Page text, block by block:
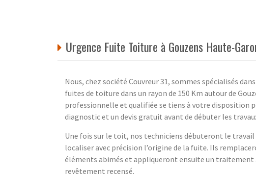
Urgence Fuite Toiture à Gouzens Haute-
Nous, chez société Couvreur 31, sommes spécialisés
fuites de toiture dans un rayon de 150 Km autour de
professionnelle et qualifiée se tiens à votre disposition
diagnostic et un devis gratuit avant de débuter les
Une fois sur le toit, nos techniciens débuteront le
localiser avec précision l’origine de la fuite. Ils
éléments abimés et appliqueront ensuite un traitement
revêtement recensé.